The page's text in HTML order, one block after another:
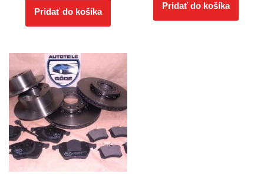
Pridať do košíka
Pridať do košíka